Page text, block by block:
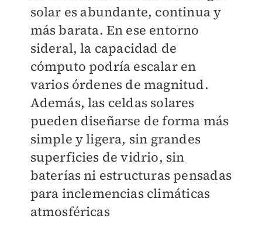
solar es abundante, continua y
más barata. En ese entorno
sideral, la capacidad de
cómputo podría escalar en
varios órdenes de magnitud.
Además, las celdas solares
pueden diseñarse de forma más
simple y ligera, sin grandes
superficies de vidrio, sin
baterías ni estructuras pensadas
para inclemencias climáticas
atmosféricas